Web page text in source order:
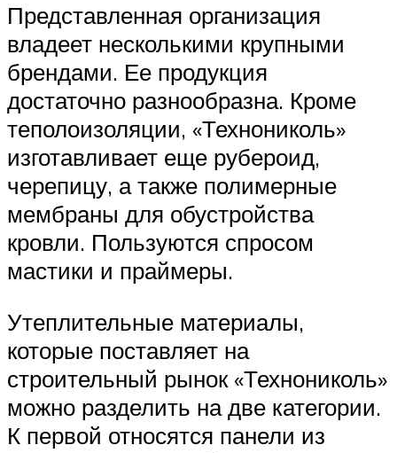
Представленная организация
владеет несколькими крупными
брендами. Ее продукция
достаточно разнообразна. Кроме
теполоизоляции, «Технониколь»
изготавливает еще рубероид,
черепицу, а также полимерные
мембраны для обустройства
кровли. Пользуются спросом
мастики и праймеры.
Утеплительные материалы,
которые поставляет на
строительный рынок «Технониколь»
можно разделить на две категории.
К первой относятся панели из